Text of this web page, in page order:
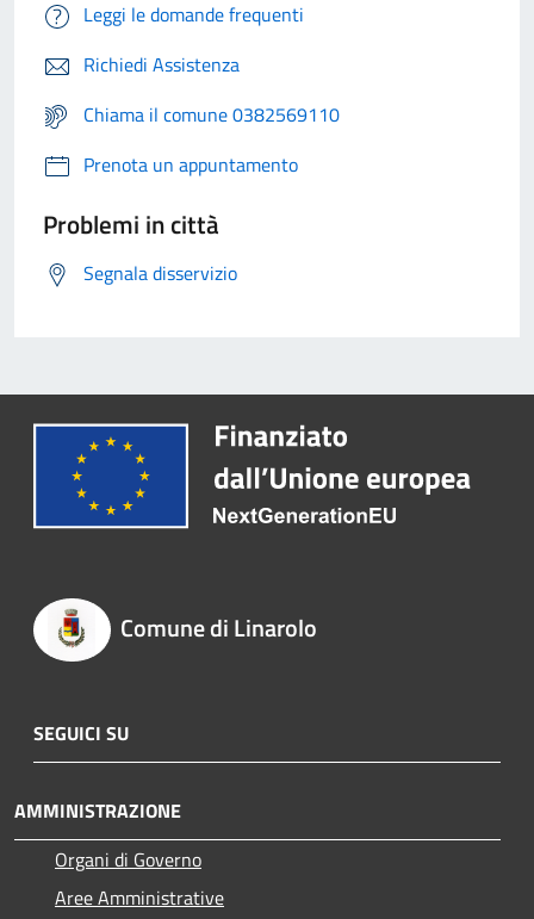
Leggi le domande frequenti
Richiedi Assistenza
Chiama il comune 0382569110
Prenota un appuntamento
Problemi in città
Segnala disservizio
Comune di Linarolo
SEGUICI SU
AMMINISTRAZIONE
Organi di Governo
Aree Amministrative